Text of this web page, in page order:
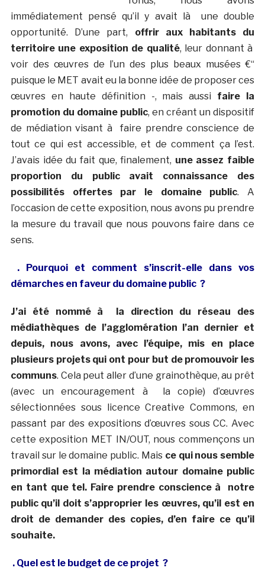
immédiatement pensé qu’il y avait là une double
opportunité. D’une part, offrir aux habitants du
territoire une exposition de qualité, leur donnant à
voir des œuvres de l’un des plus beaux musées €“
puisque le MET avait eu la bonne idée de proposer ces
œuvres en haute définition -, mais aussi faire la
promotion du domaine public, en créant un dispositif
de médiation visant à faire prendre conscience de
tout ce qui est accessible, et de comment ça l’est.
J’avais idée du fait que, finalement, une assez faible
proportion du public avait connaissance des
possibilités offertes par le domaine public. A
l’occasion de cette exposition, nous avons pu prendre
la mesure du travail que nous pouvons faire dans ce
sens.
. Pourquoi et comment s’inscrit-elle dans vos
démarches en faveur du domaine public ?
J’ai été nommé à la direction du réseau des
médiathèques de l’agglomération l’an dernier et
depuis, nous avons, avec l’équipe, mis en place
plusieurs projets qui ont pour but de promouvoir les
communs. Cela peut aller d’une grainothèque, au prêt
(avec un encouragement à la copie) d’œuvres
sélectionnées sous licence Creative Commons, en
passant par des expositions d’œuvres sous CC. Avec
cette exposition MET IN/OUT, nous commençons un
travail sur le domaine public. Mais ce qui nous semble
primordial est la médiation autour domaine public
en tant que tel. Faire prendre conscience à notre
public qu’il doit s’approprier les œuvres, qu’il est en
droit de demander des copies, d’en faire ce qu’il
souhaite.
. Quel est le budget de ce projet ?